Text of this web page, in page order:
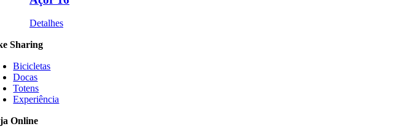
Detalhes
Sharing
Bicicletas
Docas
Totens
Experiência
Online